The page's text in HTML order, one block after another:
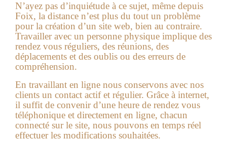
N’ayez pas d’inquiétude à ce sujet, même depuis
Foix, la distance n’est plus du tout un problème
pour la création d’un site web, bien au contraire.
Travailler avec un personne physique implique des
rendez vous réguliers, des réunions, des
déplacements et des oublis ou des erreurs de
compréhension.
En travaillant en ligne nous conservons avec nos
clients un contact actif et régulier. Grâce à internet,
il suffit de convenir d’une heure de rendez vous
téléphonique et directement en ligne, chacun
connecté sur le site, nous pouvons en temps réel
effectuer les modifications souhaitées.